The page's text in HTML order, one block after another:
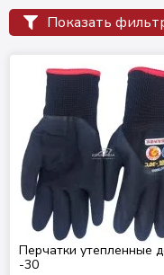
Показать
Перчатки утепленные
-30